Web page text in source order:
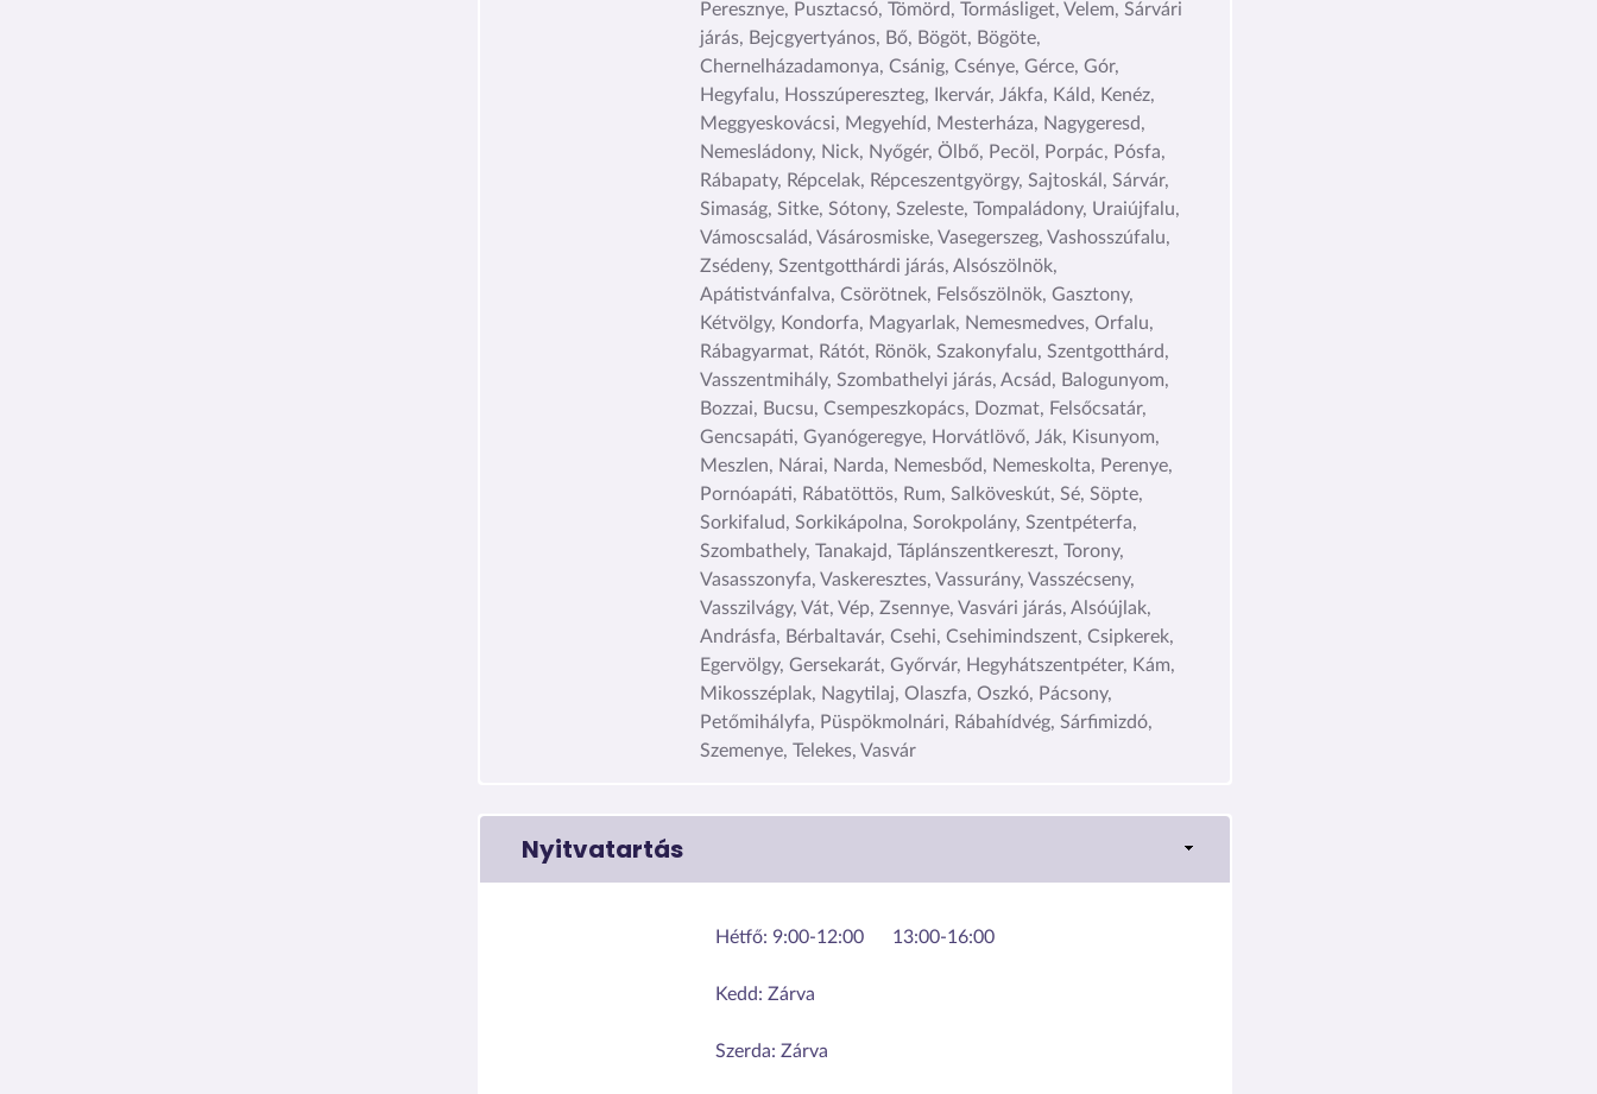
Peresznye, Pusztacsó, Tömörd, Tormásliget, Velem, Sárvári
járás, Bejcgyertyános, Bő, Bögöt, Bögöte,
Chernelházadamonya, Csánig, Csénye, Gérce, Gór,
Hegyfalu, Hosszúpereszteg, Ikervár, Jákfa, Káld, Kenéz,
Meggyeskovácsi, Megyehíd, Mesterháza, Nagygeresd,
Nemesládony, Nick, Nyőgér, Ölbő, Pecöl, Porpác, Pósfa,
Rábapaty, Répcelak, Répceszentgyörgy, Sajtoskál, Sárvár,
Simaság, Sitke, Sótony, Szeleste, Tompaládony, Uraiújfalu,
Vámoscsalád, Vásárosmiske, Vasegerszeg, Vashosszúfalu,
Zsédeny, Szentgotthárdi járás, Alsószölnök,
Apátistvánfalva, Csörötnek, Felsőszölnök, Gasztony,
Kétvölgy, Kondorfa, Magyarlak, Nemesmedves, Orfalu,
Rábagyarmat, Rátót, Rönök, Szakonyfalu, Szentgotthárd,
Vasszentmihály, Szombathelyi járás, Acsád, Balogunyom,
Bozzai, Bucsu, Csempeszkopács, Dozmat, Felsőcsatár,
Gencsapáti, Gyanógeregye, Horvátlövő, Ják, Kisunyom,
Meszlen, Nárai, Narda, Nemesbőd, Nemeskolta, Perenye,
Pornóapáti, Rábatöttös, Rum, Salköveskút, Sé, Söpte,
Sorkifalud, Sorkikápolna, Sorokpolány, Szentpéterfa,
Szombathely, Tanakajd, Táplánszentkereszt, Torony,
Vasasszonyfa, Vaskeresztes, Vassurány, Vasszécseny,
Vasszilvágy, Vát, Vép, Zsennye, Vasvári járás, Alsóújlak,
Andrásfa, Bérbaltavár, Csehi, Csehimindszent, Csipkerek,
Egervölgy, Gersekarát, Győrvár, Hegyhátszentpéter, Kám,
Mikosszéplak, Nagytilaj, Olaszfa, Oszkó, Pácsony,
Petőmihályfa, Püspökmolnári, Rábahídvég, Sárfimizdó,
Szemenye, Telekes, Vasvár
Nyitvatartás
Hétfő: 9:00-12:00 13:00-16:00
Kedd: Zárva
Szerda: Zárva